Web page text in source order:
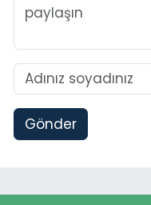
Gönder